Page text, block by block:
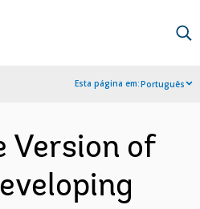
Esta página em:Português
Version of